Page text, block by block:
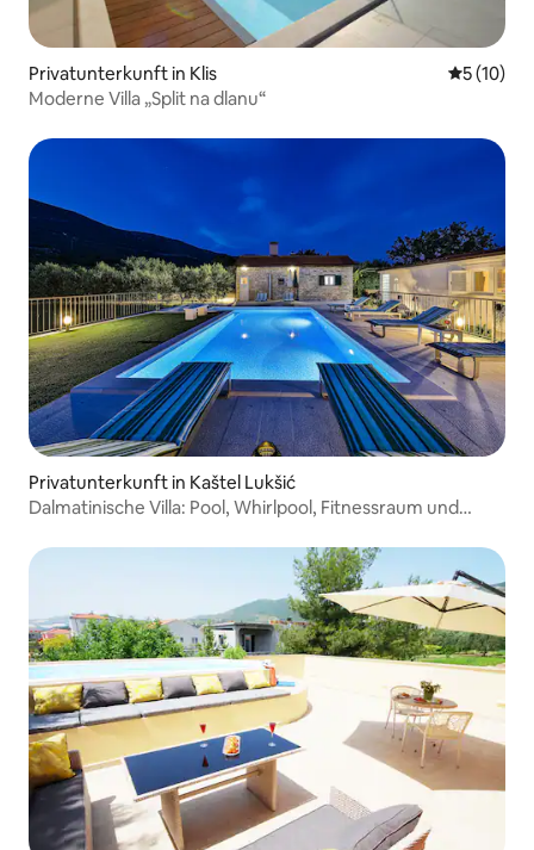
Privatunterkunft in Klis
5 (10)
Moderne Villa „Split na dlanu“
Privatunterkunft in Kaštel Lukšić
Dalmatinische Villa: Pool, Whirlpool, Fitnessraum und